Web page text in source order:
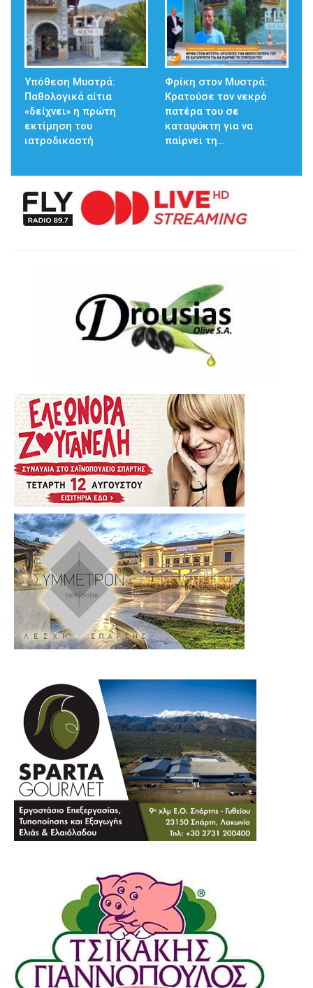
Υπόθεση Μυστρά:
Παθολογικά αίτια
«δείχνει» η πρώτη
εκτίμηση του
ιατροδικαστή
Φρίκη στον Μυστρά:
Κρατούσε τον νεκρό
πατέρα του σε
καταψύκτη για να
παίρνει τη…